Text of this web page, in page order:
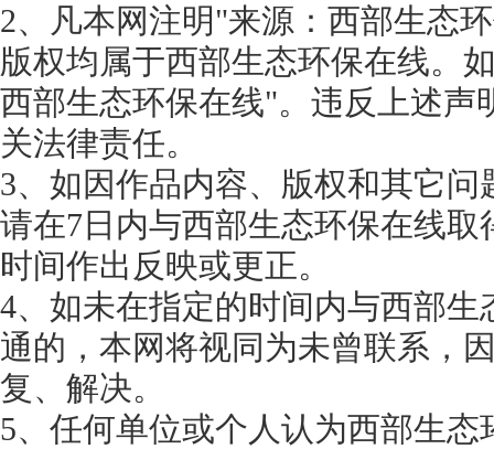
2、凡本网注明"来源：西部生态
版权均属于西部生态环保在线。
西部生态环保在线"。违反上述声
关法律责任。
3、如因作品内容、版权和其它
请在7日内与西部生态环保在线
时间作出反映或更正。
4、如未在指定的时间内与西部
通的，本网将视同为未曾联系，
复、解决。
5、任何单位或个人认为西部生